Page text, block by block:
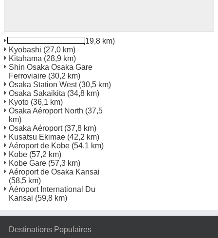
(19,8 km)
Kyobashi (27,0 km)
Kitahama (28,9 km)
Shin Osaka Osaka Gare
Ferroviaire (30,2 km)
Osaka Station West(30,5 km)
Osaka Sakaikita (34,8 km)
Kyoto (36,1 km)
Osaka Aéroport North (37,5
km)
Osaka Aéroport(37,8 km)
Kusatsu Ekimae (42,2 km)
Aéroport de Kobe (54,1 km)
Kobe (57,2 km)
Kobe Gare (57,3 km)
Aéroport de Osaka Kansai
(58,5 km)
Aéroport International Du
Kansai (59,8 km)
Destinations Populaires